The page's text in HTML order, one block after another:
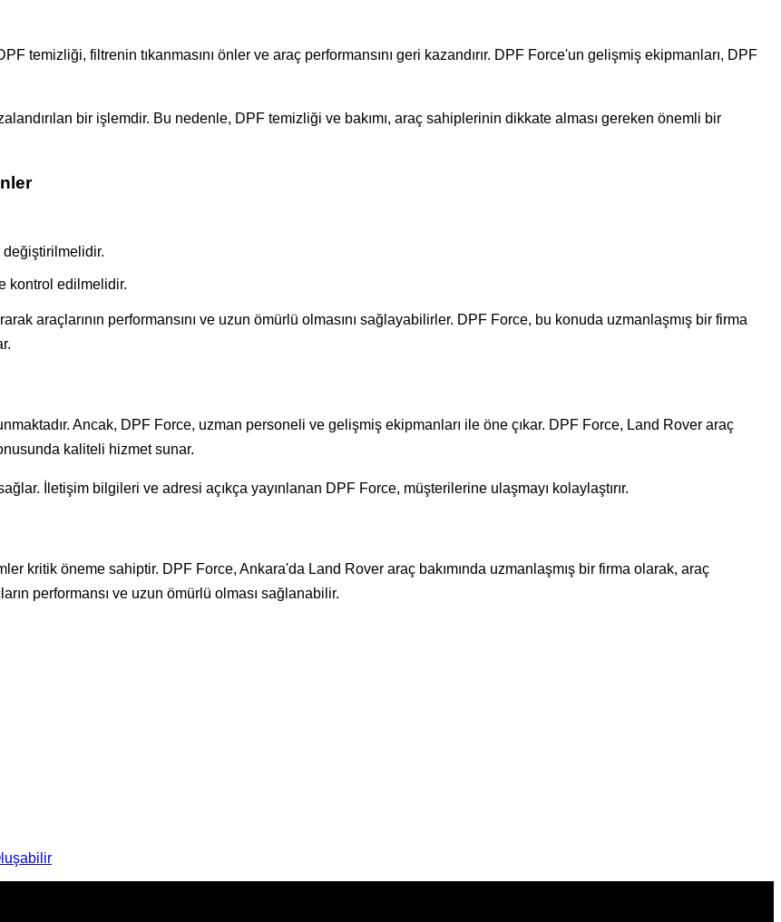
temizliği, filtrenin tıkanmasını önler ve araç performansını geri kazandırır. DPF Force'un gelişmiş ekipmanları, DPF
bir işlemdir. Bu nedenle, DPF temizliği ve bakımı, araç sahiplerinin dikkate alması gereken önemli bir
kontrol edilmelidir.
araçlarının performansını ve uzun ömürlü olmasını sağlayabilirler. DPF Force, bu konuda uzmanlaşmış bir firma
Ancak, DPF Force, uzman personeli ve gelişmiş ekipmanları ile öne çıkar. DPF Force, Land Rover araç
kaliteli hizmet sunar.
İletişim bilgileri ve adresi açıkça yayınlanan DPF Force, müşterilerine ulaşmayı kolaylaştırır.
kritik öneme sahiptir. DPF Force, Ankara'da Land Rover araç bakımında uzmanlaşmış bir firma olarak, araç
performansı ve uzun ömürlü olması sağlanabilir.